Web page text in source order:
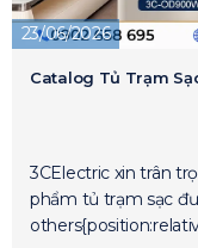
23/06/2026
Catalog Tủ Trạm
3CElectric xin trân
phẩm tủ trạm sạc được